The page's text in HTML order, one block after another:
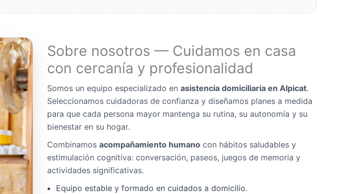
Sobre nosotros — Cuidamos en casa
con cercanía y profesionalidad
Somos un equipo especializado enasistencia domiciliaria en Alpicat.
Seleccionamos cuidadoras de confianza y diseñamos planes a medida
para que cada persona mayor mantenga su rutina, su autonomía y su
bienestar en su hogar.
Combinamosacompañamiento humano con hábitos saludables y
estimulación cognitiva: conversación, paseos, juegos de memoria y
actividades significativas.
Equipo estable y formado en cuidados a domicilio.